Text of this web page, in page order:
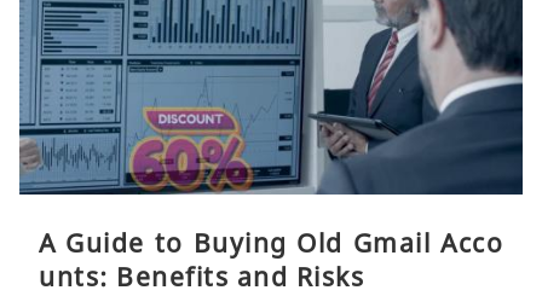
A Guide to Buying Old Gmail Acco
unts: Benefits and Risks